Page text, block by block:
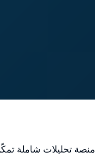
منصة تحليلات شاملة